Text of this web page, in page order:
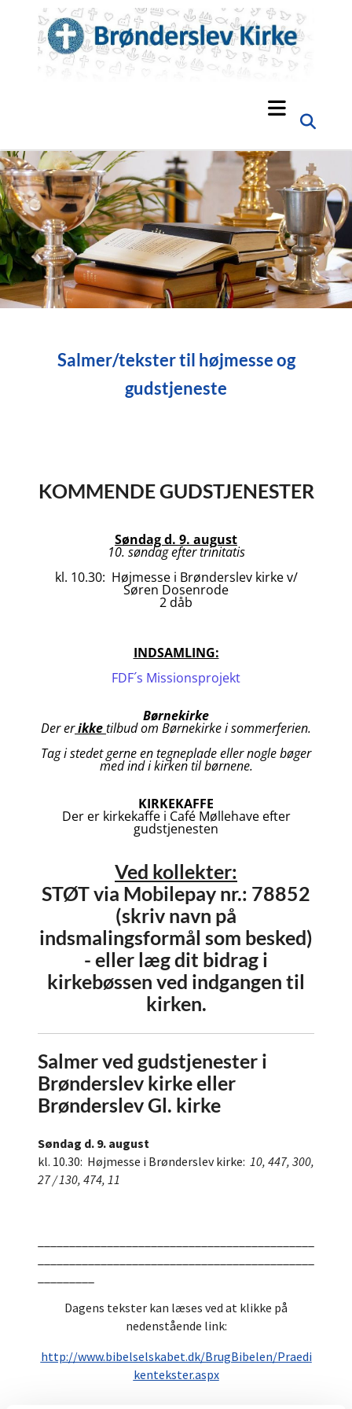
Salmer/tekster til højmesse og
gudstjeneste
KOMMENDE GUDSTJENESTER
Søndag d. 9. august
10. søndag efter trinitatis
kl. 10.30: Højmesse i Brønderslev kirke v/
Søren Dosenrode
2 dåb
INDSAMLING:
FDF´s Missionsprojekt
Børnekirke
Der erikketilbud om Børnekirke i sommerferien.
Tag i stedet gerne en tegneplade eller nogle bøger
med ind i kirken til børnene.
KIRKEKAFFE
Der er kirkekaffe i Café Møllehave efter
gudstjenesten
Ved kollekter:
STØT via Mobilepay nr.: 78852
(skriv navn på
indsmalingsformål som besked)
- eller læg dit bidrag i
kirkebøssen ved indgangen til
kirken.
Salmer ved gudstjenester i
Brønderslev kirke eller
Brønderslev Gl. kirke
Søndag d. 9. august
kl. 10.30: Højmesse i Brønderslev kirke: 10, 447, 300,
27 / 130, 474, 11
Dagens tekster kan læses ved at klikke på
nedenstående link:
http://www.bibelselskabet.dk/BrugBibelen/Praedi
kentekster.aspx